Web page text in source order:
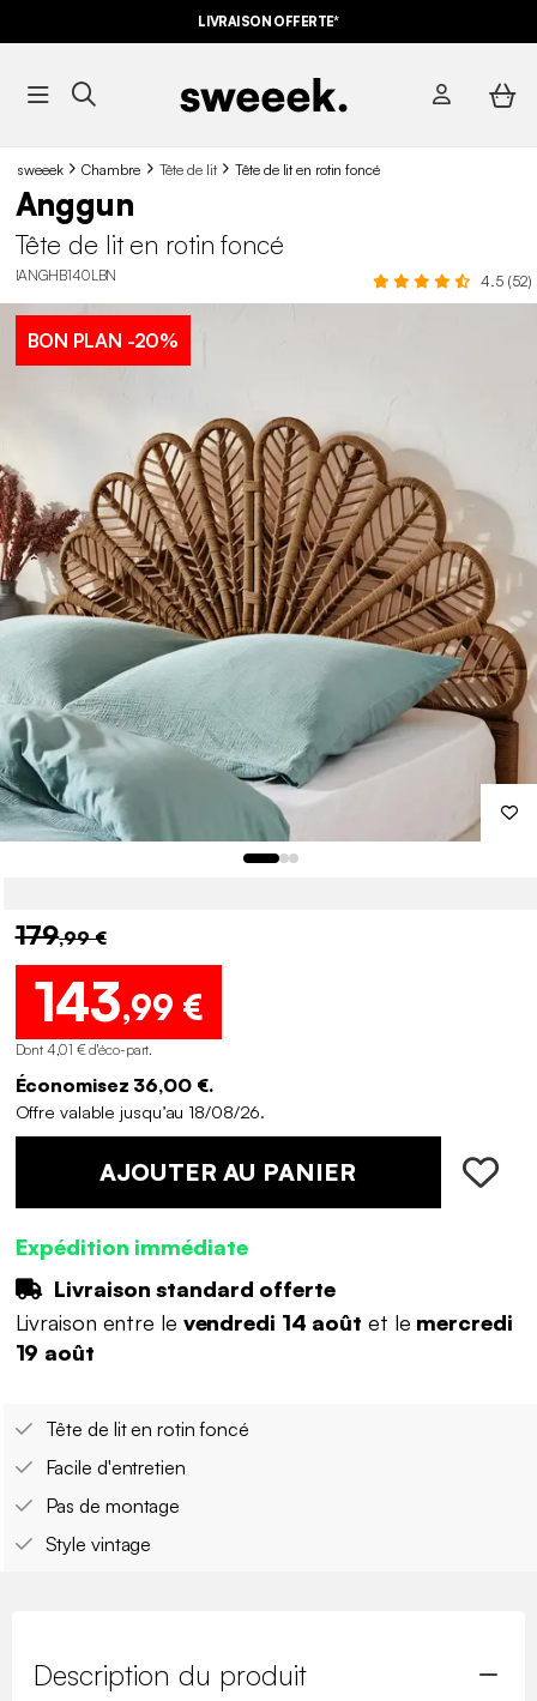
LIVRAISON OFFERTE*
sweeek Chambre Tête de lit Tête de lit en rotin foncé
Anggun
Tête de lit en rotin foncé
IANGHB140LBN 4.5 (52)
BON PLAN -20%
179,99 €
143,99 €
Dont 4,01 € d'éco-part.
Économisez 36,00 €.
Offre valable jusqu’au 18/08/26.
AJOUTER AU PANIER
Expédition immédiate
Livraison standard offerte
Livraison entre le vendredi 14 août et le mercredi
19 août
Tête de lit en rotin foncé
Facile d'entretien
Pas de montage
Style vintage
Description du produit